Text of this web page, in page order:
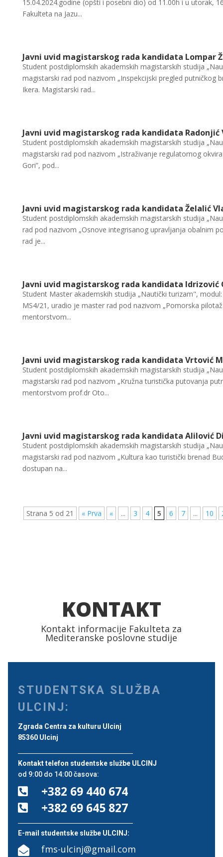
15.04.2024.godine (opšti i posebni dio) od 11.00h i u utorak,
Fakulteta na Jazu...
Javni uvid magistarskog rada kandidata Lompar
Student postdiplomskih akademskih magistarskih studija
magistarski rad pod nazivom „Inspekcijski pregled
Ikera. Magistarski rad...
Javni uvid magistarskog rada kandidata Radonjić
Student postdiplomskih akademskih magistarskih studija
magistarski rad pod nazivom „Istraživanje regulatornog
Gori”, pod...
Javni uvid magistarskog rada kandidata Želalić
Student postdiplomskih akademskih magistarskih studija
rad pod nazivom „Osnove integrisanog upravljanja obalnim
rad je...
Javni uvid magistarskog rada kandidata Idrizović
Student Master akademskih studija „Nautički turizam",
MS4/21, uradio je master rad pod nazivom „Pomorska
mentorstvom...
Javni uvid magistarskog rada kandidata Vrtović
Student postdiplomskih akademskih magistarskih studija
magistarski rad pod nazivom „Kružna turistička putovanja
mentorstvom prof.dr Oto...
Javni uvid magistarskog rada kandidata Alilović
Student postdiplomskih akademskih magistarskih studija
magistarski rad pod nazivom „Kultura kao turistički brenad
dostupan na...
Strana 5 od 21 « Prva « ... 3 4 5 6 7 ... 10
KONTAKT
Kontakt informacije Fakulteta za
Mediteranske poslovne studije
STUDENTSKA SLUŽBA
ULCINJ:
Zgrada Centra za kulturu Ulcinj
85360 Ulcinj
Kontakt telefon studentske službe ULCINJ
od 9:00 do 14:00 časova:
 +382 69 440 674
 +382 69 645 827
E-mail studentske službe ULCINJ:
 fms-ulcinj@gmail.com